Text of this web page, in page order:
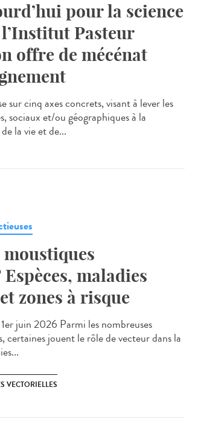
pour la science
Pasteur
offre de mécénat
sur cinq axes concrets, visant à lever les
sociaux et/ou géographiques à la
la vie et de...
maladies
zones à risque
juin 2026 Parmi les nombreuses
certaines jouent le rôle de vecteur dans la
VECTORIELLES